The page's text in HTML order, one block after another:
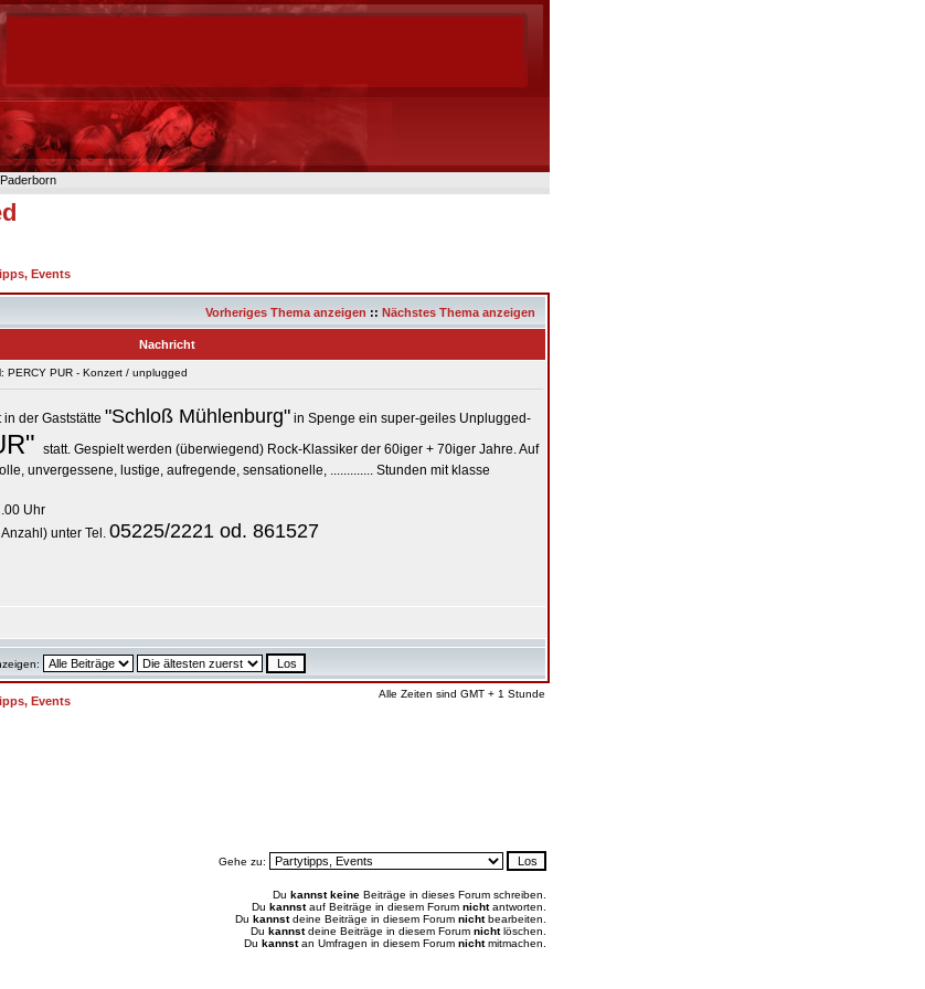
Events
Vorheriges Thema anzeigen :: Nächstes Thema anzeigen
Nachricht
PERCY PUR - Konzert / unplugged
in der Gaststätte "Schloß Mühlenburg" in Spenge ein super-geiles Unplugged-
statt. Gespielt werden (überwiegend) Rock-Klassiker der 60iger + 70iger Jahre. Auf
unvergessene, lustige, aufregende, sensationelle, ............. Stunden mit klasse
Uhr
unter Tel. 05225/2221 od. 861527
Events
Alle Zeiten sind GMT + 1 Stunde
Gehe zu:
Du kannst keine Beiträge in dieses Forum schreiben.
Du kannstauf Beiträge in diesem Forum nichtantworten.
Du kannstdeine Beiträge in diesem Forum nichtbearbeiten.
Du kannstdeine Beiträge in diesem Forum nichtlöschen.
Du kannstan Umfragen in diesem Forum nichtmitmachen.